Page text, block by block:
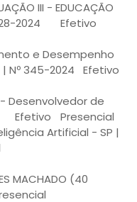
III - EDUCAÇÃO
2024
Efetivo
e Desempenho
Nº 345-2024
Efetivo
- Desenvolvedor de
Efetivo
Presencial
Artificial - SP |
MACHADO (40